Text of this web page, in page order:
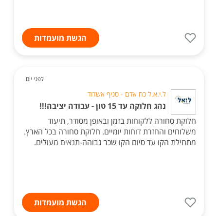
הגשת מועמדות
לפני יום
ל.י.א.ל כח אדם - סניף אשדוד
נהג חלוקה עד 15 טון - עבודה יציבה!!!
חלוקת סחורה ללקוחות בזמן ובאופן מסודר, תיעוד
משלוחים והחזרת דוחות יומיים. חלוקת סחורה בכל הארץ.
מתחילת הקו עד סיום הקו שכר גבוהה-תנאים מעולים.
הגשת מועמדות